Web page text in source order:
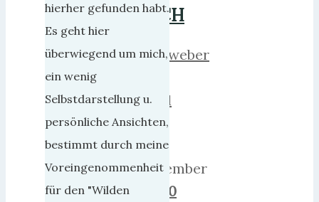
ICH
herrweber
April
2013
25.
Dezember
0
hierher gefunden habt.
Es geht hier
überwiegend um mich,
ein wenig
Selbstdarstellung u.
persönliche Ansichten,
bestimmt durch meine
Voreingenommenheit
für den "Wilden